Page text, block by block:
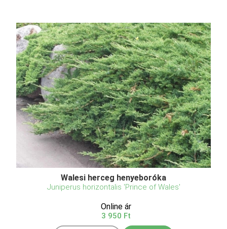
Walesi herceg henyeboróka
Juniperus horizontalis 'Prince of Wales'
Online ár
3 950 Ft